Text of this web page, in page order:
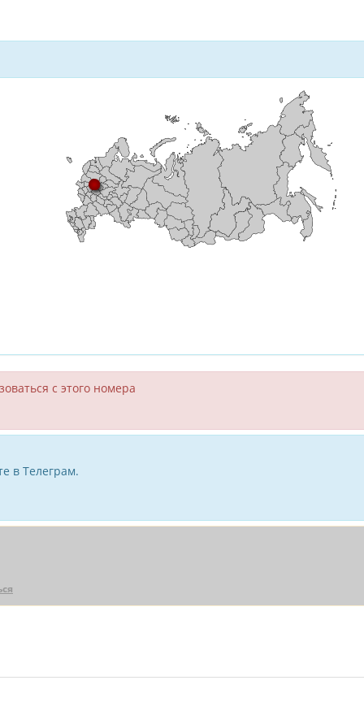
с этого номера
в Телеграм.